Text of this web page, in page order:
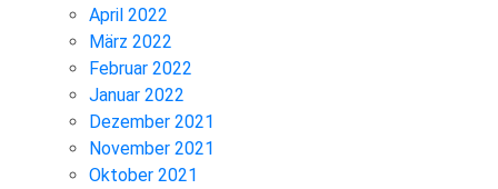
April 2022
März 2022
Februar 2022
Januar 2022
Dezember 2021
November 2021
Oktober 2021